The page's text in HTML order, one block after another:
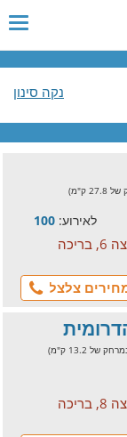
נקה סינון
ק"מ)
לאירוע: 100
צלצל
13.2 ק"מ)